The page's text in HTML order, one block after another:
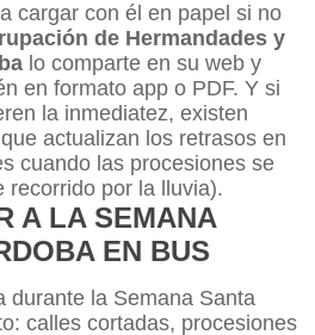
cargar con él en papel si no
de Hermandades y
lo comparte en su web y
en formato app o PDF. Y si
la inmediatez, existen
actualizan los retrasos en
cuando las procesiones se
recorrido por la lluvia).
A LA SEMANA
EN BUS
durante la Semana Santa
calles cortadas, procesiones